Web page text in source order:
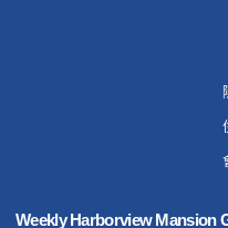
Weekly Harborview Mansion